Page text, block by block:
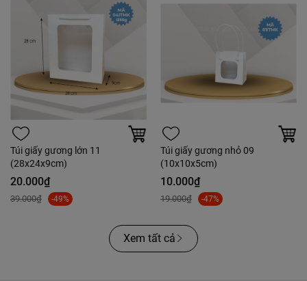
Túi giấy gương lớn 11
(28x24x9cm)
20.000₫
39.000₫ -49%
Túi giấy gương nhỏ 09
(10x10x5cm)
10.000₫
19.000₫ -47%
Xem tất cả